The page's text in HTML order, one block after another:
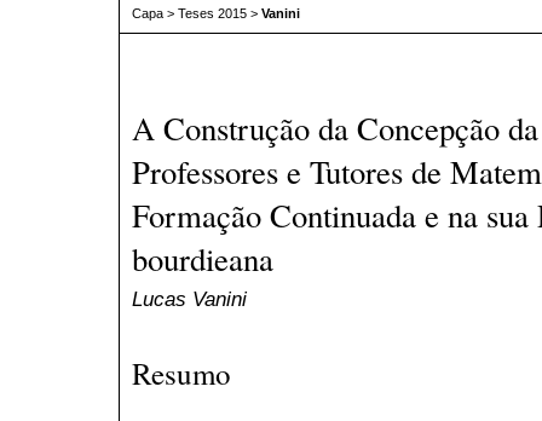
Capa > Teses 2015 > Vanini
A Construção da Concepção
Professores e Tutores de
Formação Continuada e na
bourdieana
Lucas Vanini
Resumo